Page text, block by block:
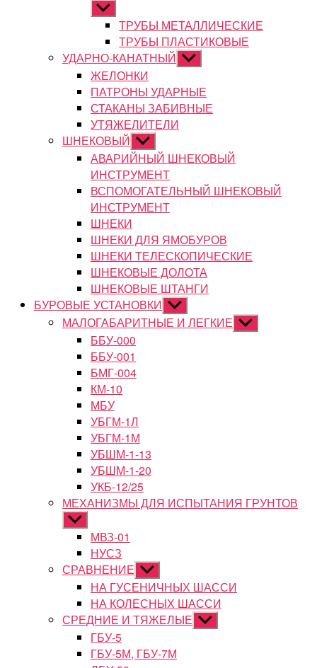
Показывать
подменюТРУБЫ МЕТАЛЛИЧЕСКИЕ
ТРУБЫ ПЛАСТИКОВЫЕ
УДАРНО-КАНАТНЫЙ Показывать
подменю
ЖЕЛОНКИ
ПАТРОНЫ УДАРНЫЕ
СТАКАНЫ ЗАБИВНЫЕ
УТЯЖЕЛИТЕЛИ
ШНЕКОВЫЙ Показывать
подменю
АВАРИЙНЫЙ ШНЕКОВЫЙ
ИНСТРУМЕНТ
ВСПОМОГАТЕЛЬНЫЙ ШНЕКОВЫЙ
ИНСТРУМЕНТ
ШНЕКИ
ШНЕКИ ДЛЯ ЯМОБУРОВ
ШНЕКИ ТЕЛЕСКОПИЧЕСКИЕ
ШНЕКОВЫЕ ДОЛОТА
ШНЕКОВЫЕ ШТАНГИ
БУРОВЫЕ УСТАНОВКИ Показывать
подменю
МАЛОГАБАРИТНЫЕ И ЛЕГКИЕ Показывать
подменю
ББУ-000
ББУ-001
БМГ-004
КМ-10
МБУ
УБГМ-1Л
УБГМ-1М
УБШМ-1-13
УБШМ-1-20
УКБ-12/25
МЕХАНИЗМЫ ДЛЯ ИСПЫТАНИЯ ГРУНТОВ
Показывать
подменюМВЗ-01
НУСЗ
СРАВНЕНИЕ Показывать
подменю
НА ГУСЕНИЧНЫХ ШАССИ
НА КОЛЕСНЫХ ШАССИ
СРЕДНИЕ И ТЯЖЕЛЫЕ Показывать
подменю
ГБУ-5
ГБУ-5М, ГБУ-7М